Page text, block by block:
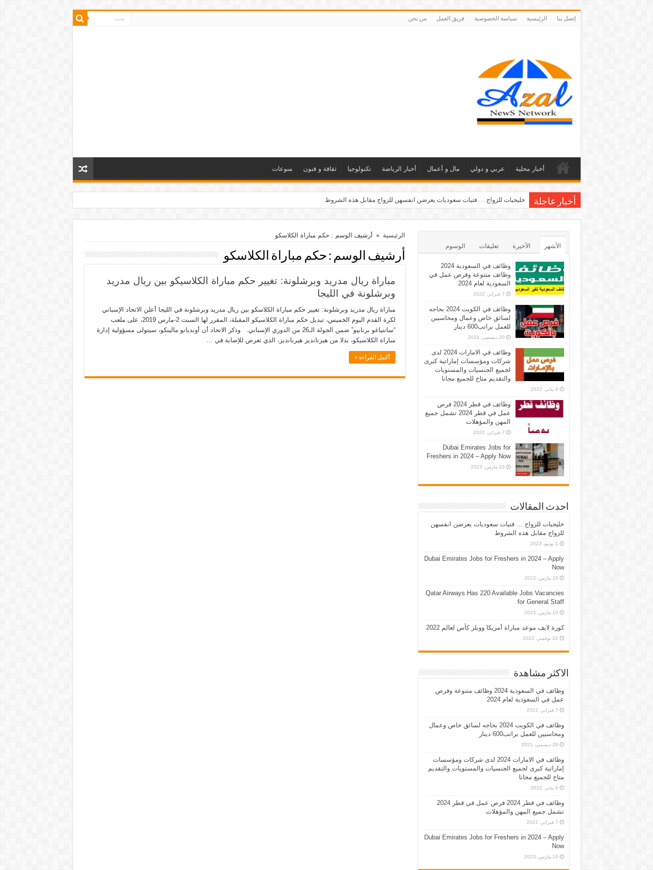
إتصل بنا الرئيسية سياسة الخصوصية فريق العمل من نحن
أخبار محلية عربي و دولي مال و أعمال أخبار الرياضة تكنولوجيا ثقافة و فنون منوعات
أخبار عاجلة خليجيات للزواج … فتيات سعوديات يعرضن انفسهن للزواج مقابل هذه الشروط
الرئيسية » أرشيف الوسم : حكم مباراة الكلاسكو
أرشيف الوسم : حكم مباراة الكلاسكو
مباراة ريال مدريد وبرشلونة: تغيير حكم مباراة الكلاسيكو بين ريال مدريد
وبرشلونة في الليجا
مباراة ريال مدريد وبرشلونة: تغيير حكم مباراة الكلاسكو بين ريال مدريد وبرشلونة في الليجا أعلن الاتحاد الإسباني
لكرة القدم اليوم الخميس، تبديل حكم مباراة الكلاسيكو المقبلة، المقرر لها السبت 2-مارس 2019، على ملعب
“سانتياغو برنابيو” ضمن الجولة الـ26 من الدوري الإسباني. وذكر الاتحاد أن أونديانو مالينكو، سيتولى مسؤولية إدارة
مباراة الكلاسيكو، بدلا من هيرنانديز هيرنانديز، الذي تعرض للإصابة في …
أكمل القراءة »
الأشهر الأخيرة تعليقات الوسوم
وظائف في السعودية 2024
وظائف متنوعة وفرص عمل في
السعودية لعام 2024
7 فبراير، 2022
وظائف في الكويت 2024 بحاجه
لسائق خاص وعمال ومحاسبين
للعمل براتب600 دينار
20 ديسمبر، 2021
وظائف في الامارات 2024 لدى
شركات ومؤسسات إماراتية كبرى
لجميع الجنسيات والمستويات
والتقديم متاح للجميع مجانا
6 يناير، 2022
وظائف في قطر 2024 فرص
عمل في قطر 2024 تشمل جميع
المهن والمؤهلات
7 فبراير، 2022
Dubai Emirates Jobs for
Freshers in 2024 – Apply Now
10 مارس، 2023
احدث المقالات
خليجيات للزواج … فتيات سعوديات يعرضن انفسهن
للزواج مقابل هذه الشروط
1 يونيو، 2023
Dubai Emirates Jobs for Freshers in 2024 – Apply
Now
10 مارس، 2023
Qatar Airways Has 220 Available Jobs Vacancies
for General Staff
10 مارس، 2023
كورة لايف موعد مباراة أمريكا وويلز كأس لعالم 2022
22 نوفمبر، 2022
الاكثر مشاهدة
وظائف في السعودية 2024 وظائف متنوعة وفرص
عمل في السعودية لعام 2024
7 فبراير، 2022
وظائف في الكويت 2024 بحاجه لسائق خاص وعمال
ومحاسبين للعمل براتب600 دينار
20 ديسمبر، 2021
وظائف في الامارات 2024 لدى شركات ومؤسسات
إماراتية كبرى لجميع الجنسيات والمستويات والتقديم
متاح للجميع مجانا
6 يناير، 2022
وظائف في قطر 2024 فرص عمل في قطر 2024
تشمل جميع المهن والمؤهلات
7 فبراير، 2022
Dubai Emirates Jobs for Freshers in 2024 – Apply
Now
10 مارس، 2023